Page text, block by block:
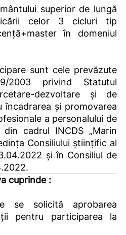
superior de lungă
celor 3 cicluri tip
în domeniul
sunt cele prevăzute
2003 privind Statutul
dezvoltare şi de
încadrarea şi promovarea
a personalului de
cadrul INCDS „Marin
Consiliului ştiinţific al
și în Consiliul de
cuprinde :
se solicită aprobarea
pentru participarea la